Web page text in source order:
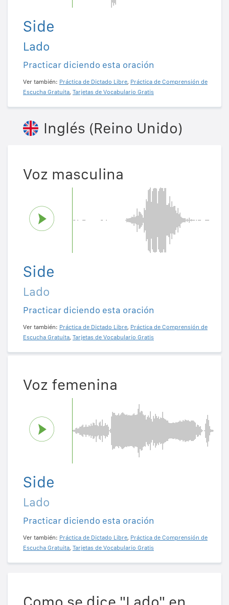
Side
Lado
Practicar diciendo esta oración
Ver también: Práctica de Dictado Libre, Práctica de Comprensión de
Escucha Gratuita, Tarjetas de Vocabulario Gratis
Inglés (Reino Unido)
Voz masculina
Side
Lado
Practicar diciendo esta oración
Ver también: Práctica de Dictado Libre, Práctica de Comprensión de
Escucha Gratuita, Tarjetas de Vocabulario Gratis
Voz femenina
Side
Lado
Practicar diciendo esta oración
Ver también: Práctica de Dictado Libre, Práctica de Comprensión de
Escucha Gratuita, Tarjetas de Vocabulario Gratis